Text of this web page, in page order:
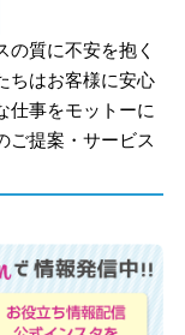
の質に不安を抱く
ちはお客様に安心
仕事をモットーに
ご提案・サービス